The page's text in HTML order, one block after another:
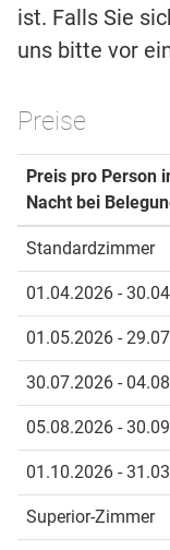
ist. Falls Sie
uns bitte vor
Preise
Preis pro Person
Nacht bei
Standardzimmer
01.04.2026 -
01.05.2026 -
30.07.2026 -
05.08.2026 -
01.10.2026 -
Superior-Zimmer